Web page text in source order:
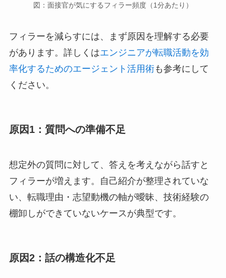
図：面接官が気にするフィラー頻度（1分あたり）
フィラーを減らすには、まず原因を理解する必要
があります。詳しくはエンジニアが転職活動を効
率化するためのエージェント活用術も参考にして
ください。
原因1：質問への準備不足
想定外の質問に対して、答えを考えながら話すと
フィラーが増えます。自己紹介が整理されていな
い、転職理由・志望動機の軸が曖昧、技術経験の
棚卸しができていないケースが典型です。
原因2：話の構造化不足